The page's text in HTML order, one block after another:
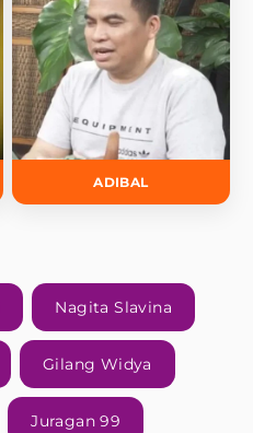
ADIBAL
Nagita Slavina
Gilang Widya
Juragan 99